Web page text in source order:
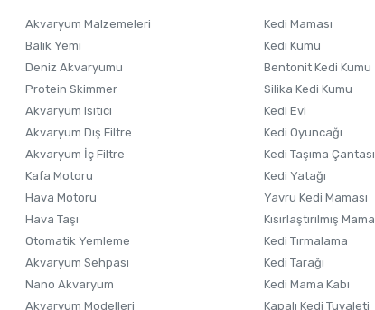
Ürün açıklamasında eksik bilgiler bulunuyor.
Ürün fiyatı diğer sitelerden daha pahalı.
Bu ürüne benzer farklı alternatifler olmalı.
Akvaryum Malzemeleri
Balık Yemi
Deniz Akvaryumu
Protein Skimmer
Akvaryum Isıtıcı
Akvaryum Dış Filtre
Akvaryum İç Filtre
Kafa Motoru
Hava Motoru
Hava Taşı
Otomatik Yemleme
Akvaryum Sehpası
Nano Akvaryum
Akvaryum Modelleri
Kedi Maması
Kedi Kumu
Bentonit Kedi Kumu
Silika Kedi Kumu
Kedi Evi
Kedi Oyuncağı
Kedi Taşıma Çantası
Kedi Yatağı
Yavru Kedi Maması
Kısırlaştırılmış Mama
Kedi Tırmalama
Kedi Tarağı
Kedi Mama Kabı
Kapalı Kedi Tuvaleti